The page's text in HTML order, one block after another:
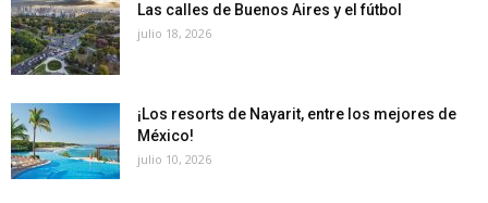
Las calles de Buenos Aires y el fútbol
julio 18, 2026
¡Los resorts de Nayarit, entre los mejores de
México!
julio 10, 2026